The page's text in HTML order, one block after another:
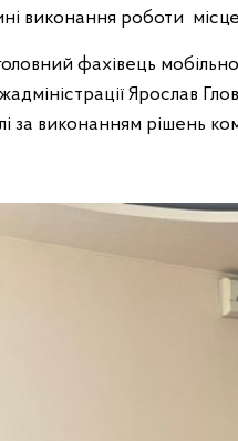
виконання роботи
фахівець
Ярослав
за виконанням рішень